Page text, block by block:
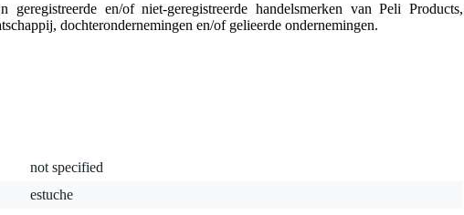
geregistreerde en/of niet-geregistreerde handelsmerken van Peli Products,
dochterondernemingen en/of gelieerde ondernemingen.
not specified
estuche